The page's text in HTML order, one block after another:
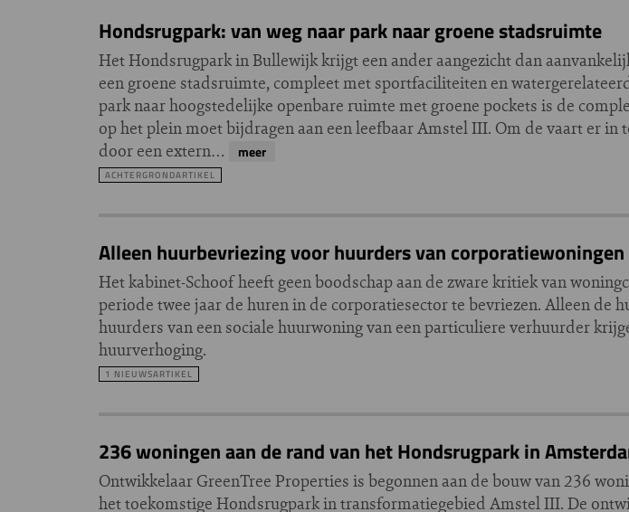
Hondsrugpark: van weg naar park naar groene stadsruimte
Het Hondsrugpark in Bullewijk krijgt een ander aangezicht dan
een groene stadsruimte, compleet met sportfaciliteiten en
park naar hoogstedelijke openbare ruimte met groene pockets is de
op het plein moet bijdragen aan een leefbaar Amstel III. Om de vaart er
door een extern…
meer
ACHTERGRONDARTIKEL
Alleen huurbevriezing voor huurders van corporatiewoningen
Het kabinet-Schoof heeft geen boodschap aan de zware kritiek van
periode twee jaar de huren in de corporatiesector te bevriezen. Alleen de
huurders van een sociale huurwoning van een particuliere verhuurder
huurverhoging.
1 NIEUWSARTIKEL
236 woningen aan de rand van het Hondsrugpark in
Ontwikkelaar GreenTree Properties is begonnen aan de bouw van 236
het toekomstige Hondsrugpark in transformatiegebied Amstel III. De